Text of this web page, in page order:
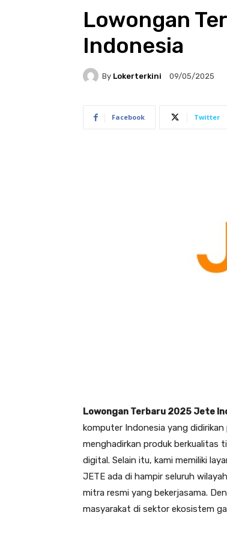
Lowongan
Indonesia
By Lokerterkini 09/05/2025
Facebook Twitter
Lowongan Terbaru 2025 Jete
komputer Indonesia yang
menghadirkan produk berkualitas
digital. Selain itu, kami memiliki
JETE ada di hampir seluruh
mitra resmi yang bekerjasama.
masyarakat di sektor ekosistem